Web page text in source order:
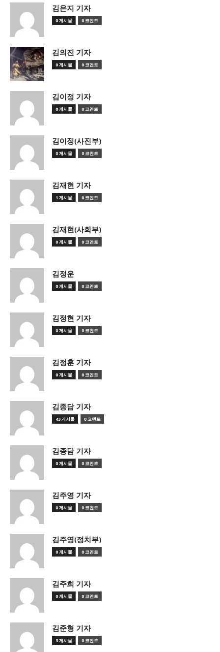
김은지 기자
0 게시물 0 코멘트
김의진 기자
0 게시물 0 코멘트
김이정 기자
0 게시물 0 코멘트
김이정(사진부)
0 게시물 0 코멘트
김재현 기자
1 게시물 0 코멘트
김재현(사회부)
0 게시물 0 코멘트
김정운
0 게시물 0 코멘트
김정현 기자
0 게시물 0 코멘트
김정훈 기자
0 게시물 0 코멘트
김종담 기자
43 게시물 0 코멘트
김종담 기자
0 게시물 0 코멘트
김주영 기자
0 게시물 0 코멘트
김주영(정치부)
0 게시물 0 코멘트
김주희 기자
0 게시물 0 코멘트
김준형 기자
3 게시물 0 코멘트